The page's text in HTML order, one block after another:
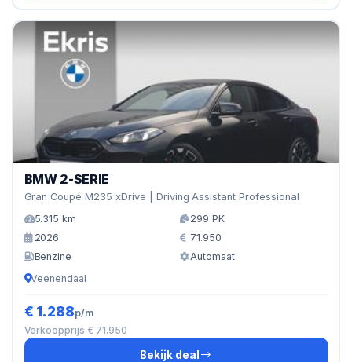
BMW 2-SERIE
Gran Coupé M235 xDrive | Driving Assistant Professional
5.315 km
299 PK
2026
71.950
Benzine
Automaat
Veenendaal
€ 1.288p/m
Verkoopprijs € 71.950
Bekijk deal